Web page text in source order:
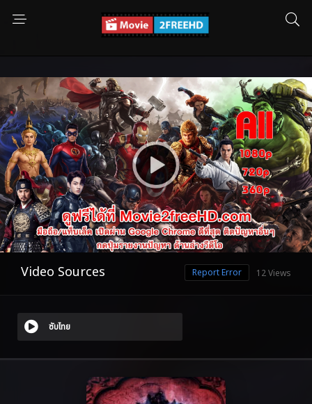
Video Sources 12 Views
Report Error
ซับไทย